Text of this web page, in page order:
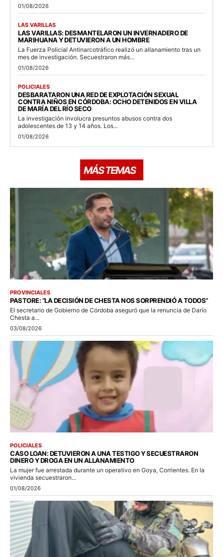
01/08/2026
LAS VARILLAS
LAS VARILLAS: DESMANTELARON UN INVERNADERO DE
MARIHUANA Y DETUVIERON A UN HOMBRE
La Fuerza Policial Antinarcotráfico realizó un allanamiento tras un
mes de investigación. Secuestraron más...
01/08/2026
POLICIALES
DESBARATARON UNA RED DE EXPLOTACIÓN SEXUAL
CONTRA NIÑOS EN CÓRDOBA: OCHO DETENIDOS EN VILLA
DE MARÍA DEL RÍO SECO
La investigación involucra presuntos abusos contra dos
adolescentes de 13 y 14 años. Los...
01/08/2026
MÁS TEMAS
PROVINCIALES
PASTORE: “LA DECISIÓN DE CHESTA NOS SORPRENDIÓ A TODOS”
El secretario de Gobierno de Córdoba aseguró que la renuncia de Darío
Chesta a...
03/08/2026
POLICIALES
CASO LOAN: DETUVIERON A UNA TESTIGO Y SECUESTRARON
DINERO Y DROGA EN UN ALLANAMIENTO
La mujer fue arrestada durante un operativo en Goya, Corrientes. En la
vivienda secuestraron...
01/08/2026